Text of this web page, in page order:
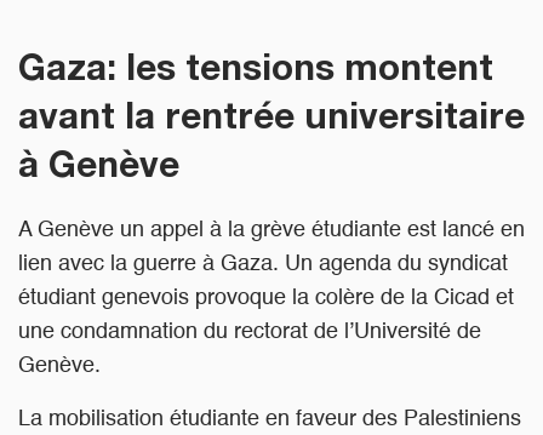
Gaza: les tensions montent
avant la rentrée universitaire
à Genève
A Genève un appel à la grève étudiante est lancé en
lien avec la guerre à Gaza. Un agenda du syndicat
étudiant genevois provoque la colère de la Cicad et
une condamnation du rectorat de l’Université de
Genève.
La mobilisation étudiante en faveur des Palestiniens